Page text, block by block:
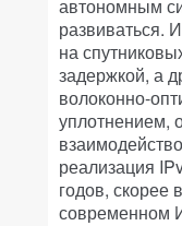
автономным
развиваться.
на
задержкой, а
волоконно-
уплотнением,
реализация
годов, скорее
современном